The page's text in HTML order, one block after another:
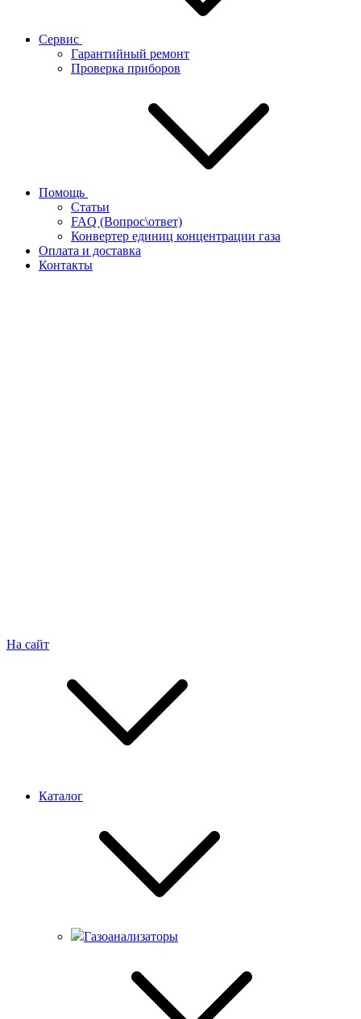
Сервис
Гарантийный ремонт
Проверка приборов
Помощь
Статьи
FAQ (Вопрос\ответ)
Конвертер единиц концентрации газа
Оплата и доставка
Контакты
На сайт
Каталог
Газоанализаторы